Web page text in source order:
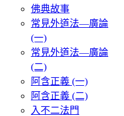
佛典故事
常見外道法—廣論
(一)
常見外道法—廣論
(二)
阿含正義 (一)
阿含正義 (二)
入不二法門